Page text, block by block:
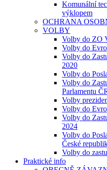
Komunální
výklopem
OCHRANA
VOLBY
Volby do ZO
Volby do
Volby do
2020
Volby do
Volby do
Parlamentu
Volby
Volby do
Volby do
2024
Volby do
České
Volby do
Praktické info